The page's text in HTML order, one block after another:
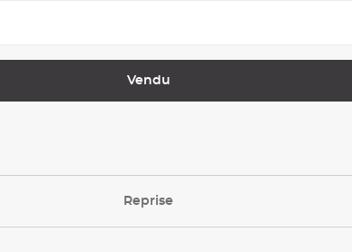
Vendu
Reprise